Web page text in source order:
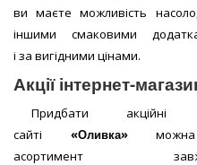
ви маєте можливість
іншими смаковими
і за вигідними цінами.
Акції інтернет-
Придбати акційні
сайті «Оливка»можна
асортимент